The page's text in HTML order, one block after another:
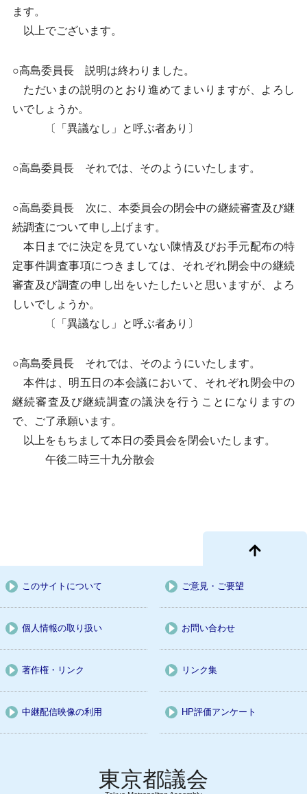
ます。
以上でございます。
○高島委員長 説明は終わりました。
ただいまの説明のとおり進めてまいりますが、よろし
いでしょうか。
〔「異議なし」と呼ぶ者あり〕
○高島委員長 それでは、そのようにいたします。
○高島委員長 次に、本委員会の閉会中の継続審査及び継
続調査について申し上げます。
本日までに決定を見ていない陳情及びお手元配布の特
定事件調査事項につきましては、それぞれ閉会中の継続
審査及び調査の申し出をいたしたいと思いますが、よろ
しいでしょうか。
〔「異議なし」と呼ぶ者あり〕
○高島委員長 それでは、そのようにいたします。
本件は、明五日の本会議において、それぞれ閉会中の
継続審査及び継続調査の議決を行うことになりますの
で、ご了承願います。
以上をもちまして本日の委員会を閉会いたします。
午後二時三十九分散会
このサイトについて ご意見・ご要望
個人情報の取り扱い お問い合わせ
著作権・リンク リンク集
中継配信映像の利用 HP評価アンケート